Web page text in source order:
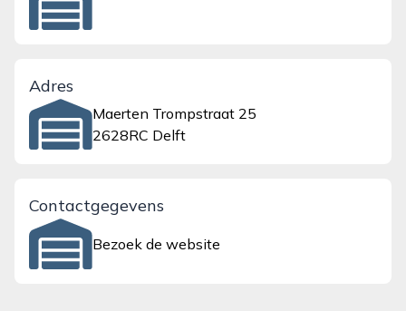
Adres
Maerten Trompstraat 25
2628RC Delft
Contactgegevens
Bezoek de website